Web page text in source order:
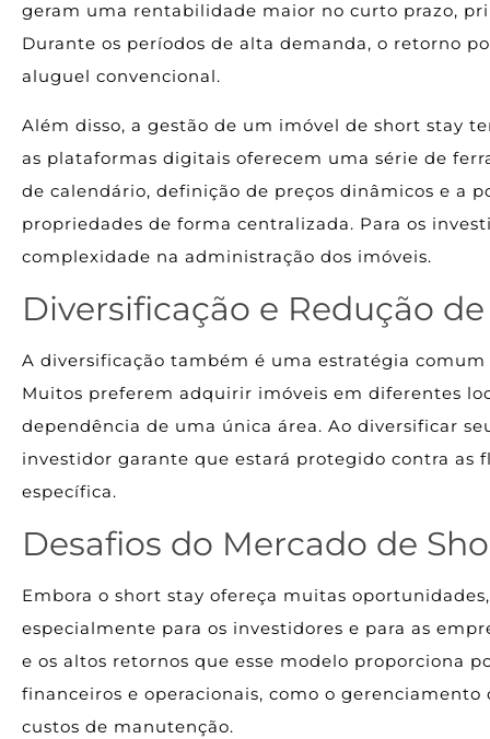
geram uma rentabilidade maior no curto prazo,
Durante os períodos de alta demanda, o retorno
aluguel convencional.
Além disso, a gestão de um imóvel de short stay
as plataformas digitais oferecem uma série de
de calendário, definição de preços dinâmicos e a
propriedades de forma centralizada. Para os
complexidade na administração dos imóveis.
Diversificação e Redução
A diversificação também é uma estratégia
Muitos preferem adquirir imóveis em diferentes
dependência de uma única área. Ao diversificar
investidor garante que estará protegido contra as
específica.
Desafios do Mercado de
Embora o short stay ofereça muitas
especialmente para os investidores e para as
e os altos retornos que esse modelo proporciona
financeiros e operacionais, como o
custos de manutenção.